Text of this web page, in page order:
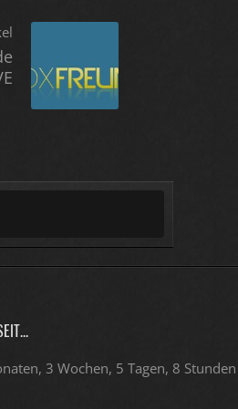
3 Wochen, 5 Tagen, 8